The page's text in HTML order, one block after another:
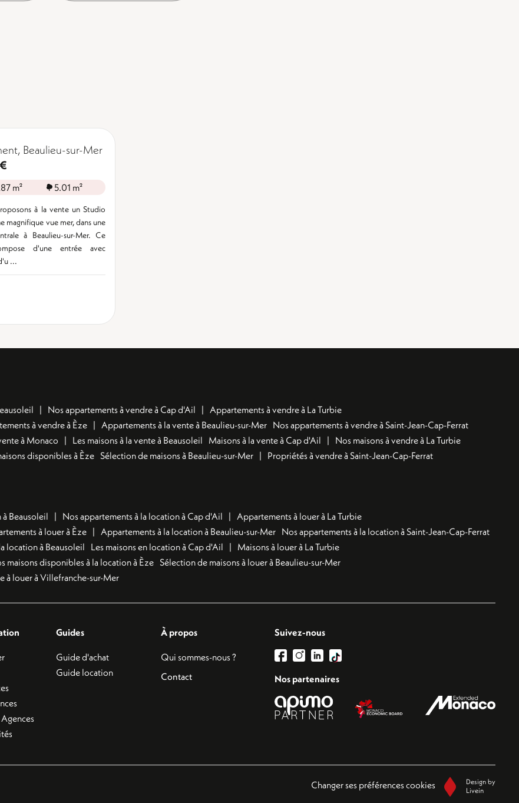
Beaulieu-sur-Mer
m² 5.01 m²
à la vente un Studio
magnifique vue mer, dans une
à Beaulieu-sur-Mer. Ce
d'une entrée avec
...
Nos appartements à vendre à Cap d'Ail
Appartements à vendre à La Turbie
à vendre à Èze Appartements à la vente à Beaulieu-sur-Mer Nos appartements à vendre à Saint-Jean-Cap-Ferrat
à Monaco Les maisons à la vente à Beausoleil Maisons à la vente à Cap d'Ail
Nos maisons à vendre à La Turbie
disponibles à Èze Sélection de maisons à Beaulieu-sur-Mer
Propriétés à vendre à Saint-Jean-Cap-Ferrat
Beausoleil Nos appartements à la location à Cap d'Ail
Appartements à louer à La Turbie
à louer à Èze Appartements à la location à Beaulieu-sur-Mer Nos appartements à la location à Saint-Jean-Cap-Ferrat
location à Beausoleil Les maisons en location à Cap d'Ail
Maisons à louer à La Turbie
maisons disponibles à la location à Èze Sélection de maisons à louer à Beaulieu-sur-Mer
à louer à Villefranche-sur-Mer
Guides
Guide d'achat
Guide location
À propos
Qui sommes-nous ?
Contact
Suivez-nous
Nos partenaires
Changer ses préférences cookies
Design by
Livein